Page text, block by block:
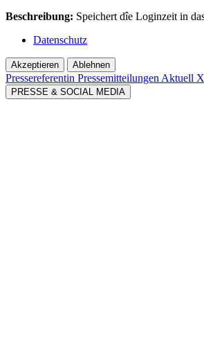
Beschreibung: Speichert dîe Loginzeit in
Datenschutz
Akzeptieren Ablehnen
Pressereferentin Pressemitteilungen Aktuell X
PRESSE & SOCIAL MEDIA